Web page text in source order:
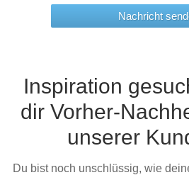
Nachricht
Inspiration
dir Vorher-
unserer
Du bist noch unschlüssig, wie